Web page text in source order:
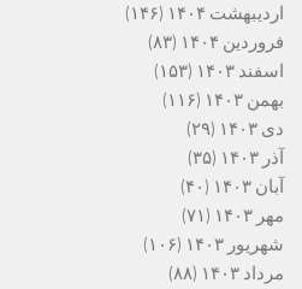
اردیبهشت ۱۴۰۴
(۱۴۶)
فروردین ۱۴۰۴
(۸۳)
اسفند ۱۴۰۳
(۱۵۳)
بهمن ۱۴۰۳
(۱۱۶)
دی ۱۴۰۳
(۲۹)
آذر ۱۴۰۳
(۳۵)
آبان ۱۴۰۳
(۴۰)
مهر ۱۴۰۳
(۷۱)
شهریور ۱۴۰۳
(۱۰۶)
مرداد ۱۴۰۳
(۸۸)